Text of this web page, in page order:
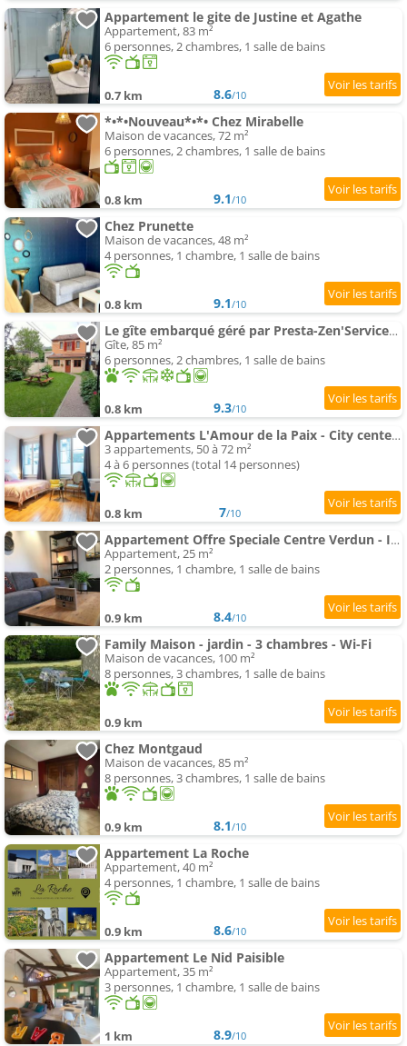
Appartement le gite de Justine et Agathe
Appartement, 83 m²
6 personnes, 2 chambres, 1 salle de bains
0.7 km 8.6/10
*•*•Nouveau*•*• Chez Mirabelle
Maison de vacances, 72 m²
6 personnes, 2 chambres, 1 salle de bains
0.8 km 9.1/10
Chez Prunette
Maison de vacances, 48 m²
4 personnes, 1 chambre, 1 salle de bains
0.8 km 9.1/10
Le gîte embarqué géré par Presta-Zen'Services Barque électrique en supplément
Gîte, 85 m²
6 personnes, 2 chambres, 1 salle de bains
0.8 km 9.3/10
Appartements L'Amour de la Paix - City center - jardin - proche de station - SmartTV65" Netflix & PrimeVideo - Warm c
3 appartements, 50 à 72 m²
4 à 6 personnes (total 14 personnes)
0.8 km 7/10
Appartement Offre Speciale Centre Verdun - Idéal Visites - le Puisatier
Appartement, 25 m²
2 personnes, 1 chambre, 1 salle de bains
0.9 km 8.4/10
Family Maison - jardin - 3 chambres - Wi-Fi
Maison de vacances, 100 m²
8 personnes, 3 chambres, 1 salle de bains
0.9 km
Chez Montgaud
Maison de vacances, 85 m²
8 personnes, 3 chambres, 1 salle de bains
0.9 km 8.1/10
Appartement La Roche
Appartement, 40 m²
4 personnes, 1 chambre, 1 salle de bains
0.9 km 8.6/10
Appartement Le Nid Paisible
Appartement, 35 m²
3 personnes, 1 chambre, 1 salle de bains
1 km 8.9/10